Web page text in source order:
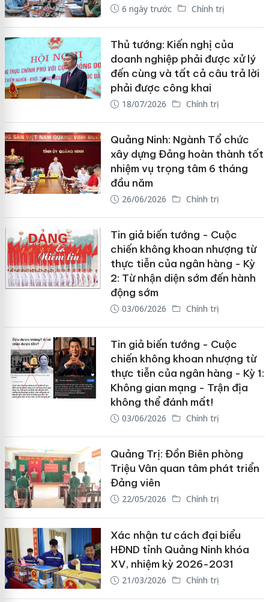
6 ngày trước Chính trị
Thủ tướng: Kiến nghị của
doanh nghiệp phải được xử lý
đến cùng và tất cả câu trả lời
phải được công khai
18/07/2026 Chính trị
Quảng Ninh: Ngành Tổ chức
xây dựng Đảng hoàn thành tốt
nhiệm vụ trọng tâm 6 tháng
đầu năm
26/06/2026 Chính trị
Tin giả biến tướng - Cuộc
chiến không khoan nhượng từ
thực tiễn của ngân hàng - Kỳ
2: Từ nhận diện sớm đến hành
động sớm
03/06/2026 Chính trị
Tin giả biến tướng - Cuộc
chiến không khoan nhượng từ
thực tiễn của ngân hàng - Kỳ 1:
Không gian mạng - Trận địa
không thể đánh mất!
03/06/2026 Chính trị
Quảng Trị: Đồn Biên phòng
Triệu Vân quan tâm phát triển
Đảng viên
22/05/2026 Chính trị
Xác nhận tư cách đại biểu
HĐND tỉnh Quảng Ninh khóa
XV, nhiệm kỳ 2026-2031
21/03/2026 Chính trị